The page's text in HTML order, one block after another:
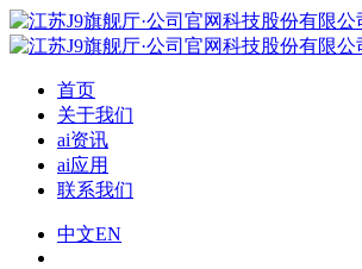
首页
关于我们
ai资讯
ai应用
联系我们
中文EN